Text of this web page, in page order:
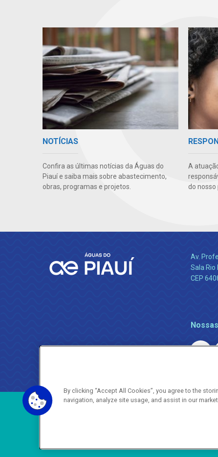
NOTÍCIAS
Confira as últimas notícias da Águas do
Piauí e saiba mais sobre abastecimento,
obras, programas e projetos.
A
do nosso
Av.
Sala Rio
CEP
By clicking “Accept All Cookies”, you agree to the
navigation, analyze site usage, and assist in our